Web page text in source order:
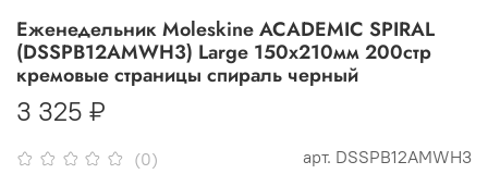
(0) арт. DSSPB12AMWH3
Еженедельник Moleskine ACADEMIC SPIRAL
(DSSPB12AMWH3) Large 150х210мм 200стр
кремовые страницы спираль черный
3 325 ₽